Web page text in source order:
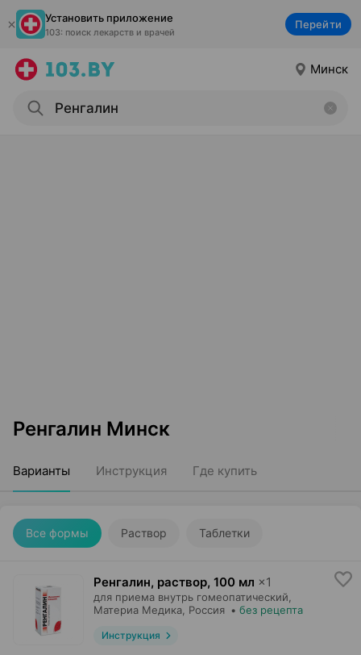
Установить приложение
103: поиск лекарств и врачей
Перейти
Минск
Ренгалин Минск
Варианты Инструкция Где купить
Все формы Раствор Таблетки
Ренгалин, раствор, 100 мл ×1
для приема внутрь гомеопатический,
Материа Медика , Россия • без рецепта
Инструкция